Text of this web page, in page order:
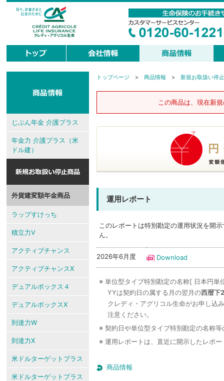
現
トップページ > 商品情報 > 新規お取扱い停
この商品は、現在新
運用レポート
このレポートは特別勘定の運用状況を開
ん。
2026年6月度 Download
※ 単位型タイプ特別勘定の名称[ 日本円単
YYは契約日の属する月の翌月の西暦下
クレディ・アグリコル生命がお申し込
注意ください。
※ 契約日や単位型タイプ特別勘定の名称
※ 運用レポートは、直近に開示したレポ
商品情報
じぶん年金 介護プラス
年金力 介護プラス（米
ドル建）
外貨建変額年金商品
ラップすけっち
積立力V
アクティブチャンス
アクティブチャンスX
デュアルボックス４
デュアルボックスX
到達力W
到達力X
米ドルターゲットプラス
米ドルターゲットプラス